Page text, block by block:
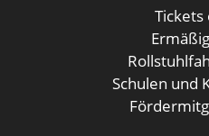
Tickets
Schulen und